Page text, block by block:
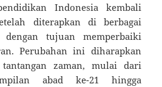
Indonesia kembali
diterapkan di berbagai
tujuan memperbaiki
Perubahan ini diharapkan
zaman, mulai dari
abad ke-21 hingga